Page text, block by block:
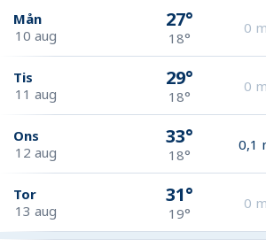
Mån
10 aug
27°
18°
0
Tis
11 aug
29°
18°
0
Ons
12 aug
33°
18°
0,1
Tor
13 aug
31°
19°
0